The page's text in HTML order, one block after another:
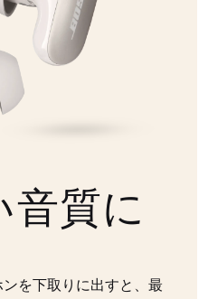
音質に
を下取りに出すと、最